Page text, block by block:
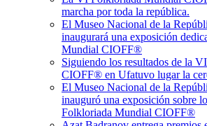
marcha por toda la república.
El Museo Nacional de la
inaugurará una exposición
Mundial CIOFF®️
Siguiendo los resultados de la
CIOFF®️ en Ufatuvo lugar la
El Museo Nacional de la
inauguró una exposición sobre
Folkloriada Mundial CIOFF®️